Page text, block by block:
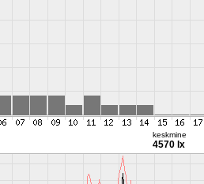
keskmine
4570 lx